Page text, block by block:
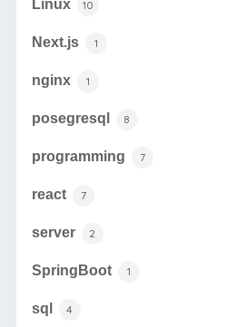
Linux 10
Next.js 1
nginx 1
posegresql 8
programming 7
react 7
server 2
SpringBoot 1
sql 4